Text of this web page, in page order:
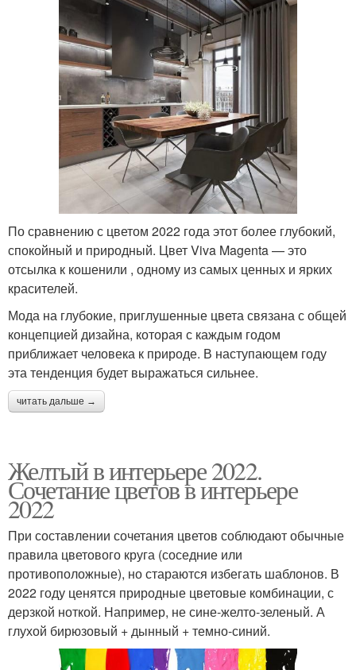
По сравнению с цветом 2022 года этот более глубокий,
спокойный и природный. Цвет Viva Magenta — это
отсылка к кошенили , одному из самых ценных и ярких
красителей.
Мода на глубокие, приглушенные цвета связана с общей
концепцией дизайна, которая с каждым годом
приближает человека к природе. В наступающем году
эта тенденция будет выражаться сильнее.
читать дальше →
Желтый в интерьере 2022.
Сочетание цветов в интерьере
2022
При составлении сочетания цветов соблюдают обычные
правила цветового круга (соседние или
противоположные), но стараются избегать шаблонов. В
2022 году ценятся природные цветовые комбинации, с
дерзкой ноткой. Например, не сине-желто-зеленый. А
глухой бирюзовый + дынный + темно-синий.